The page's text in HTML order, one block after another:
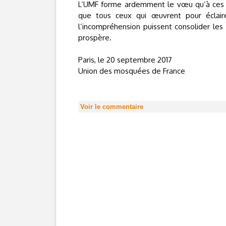
L’UMF forme ardemment le vœu qu’à
que tous ceux qui œuvrent pour
l’incompréhension puissent consolider
prospère.
Paris, le 20 septembre 2017
Union des mosquées de France
Voir le commentaire